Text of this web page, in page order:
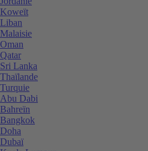
Koweït
Liban
Malaisie
Oman
Qatar
Sri Lanka
Thaïlande
Turquie
Abu Dabi
Bahreïn
Bangkok
Doha
Dubaï